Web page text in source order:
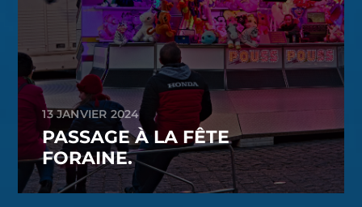
13 JANVIER 2024
PASSAGE À LA FÊTE
FORAINE.